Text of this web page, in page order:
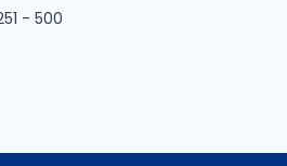
- 500